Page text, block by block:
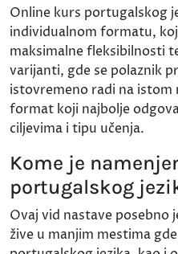
Online kurs portugalskog
individualnom formatu,
maksimalne fleksibilnosti
varijanti, gde se polaznik
istovremeno radi na istom
format koji najbolje
ciljevima i tipu učenja.
Kome je
portugalskog
Ovaj vid nastave posebno
žive u manjim mestima